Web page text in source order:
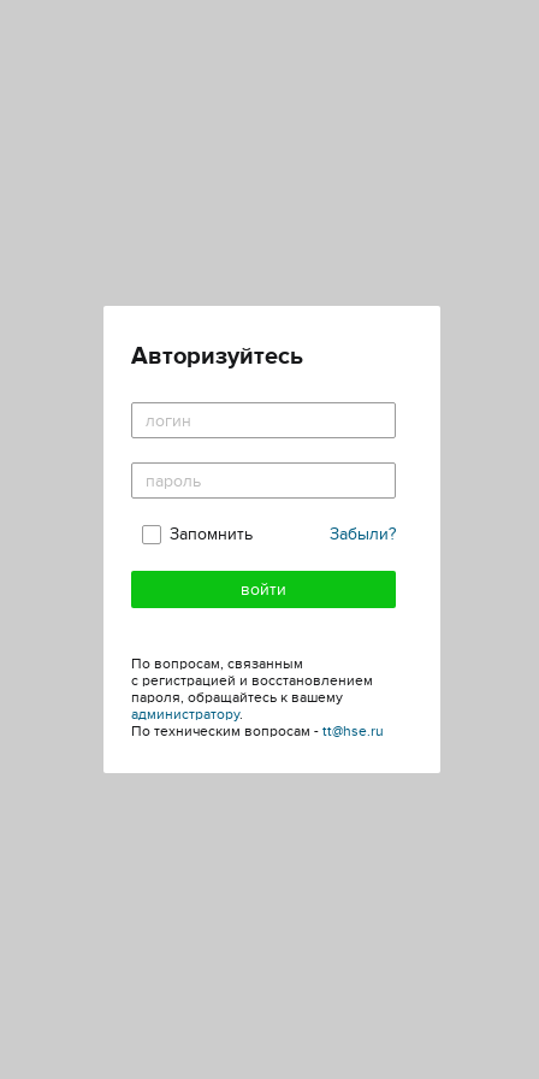
Авторизуйтесь
Забыли?
Запомнить
По вопросам, связанным
с регистрацией и восстановлением
пароля, обращайтесь к вашему
администратору.
По техническим вопросам - tt@hse.ru